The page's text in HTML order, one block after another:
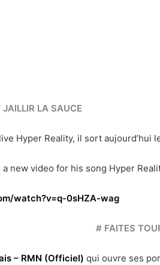
LA SAUCE
Hyper Reality, il sort
new video for his song Hyper
watch?v=q-0sHZA-wag
# FAITES
– RMN (Officiel) qui ouvre ses